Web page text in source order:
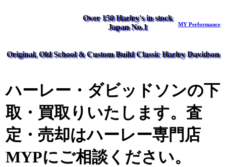
Over 150 Harley's in stock
Japan No.1
MY Performance
Original, Old School & Custom Build Classic Harley Davidson
ハーレー・ダビッドソンの下
取・買取りいたします。査
定・売却はハーレー専門店
MYPにご相談ください。